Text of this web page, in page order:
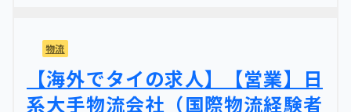
物流
【海外でタイの求人】【営業】日
系大手物流会社（国際物流経験者